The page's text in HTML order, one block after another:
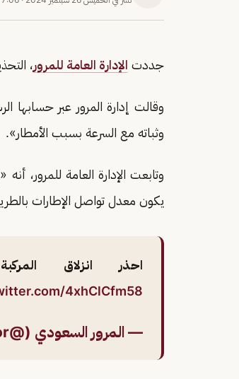
جددت الإدارة العامة للمرور،
وقالت إدارة المرور عبر
وثباته مع السرعة بسبب الأمطار».
وتابعت الإدارة العامة للمرور،
يكون معدل تواصل الإطارات
احذر انزلاق
4xhClCfm58
— المرور السعودي (@eMoroor)